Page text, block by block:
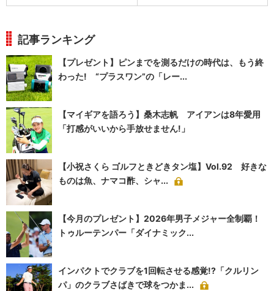
記事ランキング
【プレゼント】ピンまでを測るだけの時代は、もう終
わった! “プラスワン”の「レー...
【マイギアを語ろう】桑木志帆 アイアンは8年愛用
「打感がいいから手放せません!」
【小祝さくら ゴルフときどきタン塩】Vol.92 好きな
ものは魚、ナマコ酢、シャ...
【今月のプレゼント】2026年男子メジャー全制覇！
トゥルーテンパー「ダイナミック...
インパクトでクラブを1回転させる感覚!?「クルリン
パ」のクラブさばきで球をつかま...